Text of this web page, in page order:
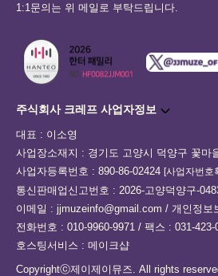
1:1문의는 위 메일로 부탁드립니다.
주식회사 크레프 사업자정보
대표 : 이소영
사업장소재지 : 경기도 고양시 덕양구 꽃마
사업자등록번호 : 890-86-02424 [사업자번호
통신판매업신고번호 : 2026-고양덕양구-
이메일 : jjmuzeinfo@gmail.com / 개인정보
전화번호 : 010-9960-9971 / 팩스 : 031-423-
호스팅서비스 : 메이크샵
Copyrightⓒ제이제이뮤즈. All rights